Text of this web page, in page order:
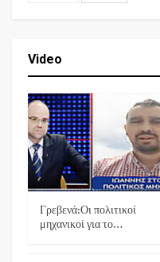
Video
Γρεβενά:Οι πολιτικοί
μηχανικοί για το…